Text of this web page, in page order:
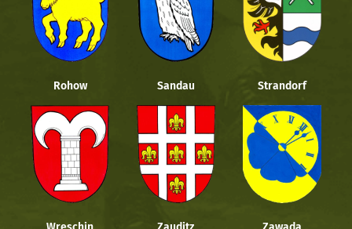
Rohow Sandau Strandorf